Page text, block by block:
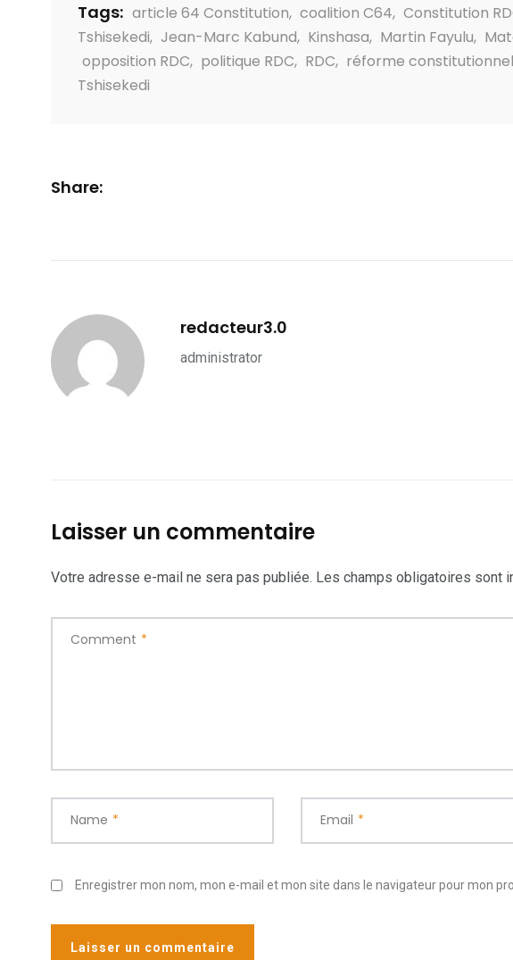
Tags: article 64 Constitution, coalition C64, Constitution
Tshisekedi, Jean-Marc Kabund, Kinshasa, Martin Fayulu,
opposition RDC, politique RDC, RDC, réforme
Tshisekedi
Share:
redacteur3.0
administrator
Laisser un commentaire
Votre adresse e-mail ne sera pas publiée. Les champs obligatoires sont
Comment *
Name * Email *
Enregistrer mon nom, mon e-mail et mon site dans le navigateur pour mon